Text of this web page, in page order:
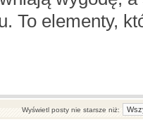
To elementy,
Wyświetl posty nie starsze niż: